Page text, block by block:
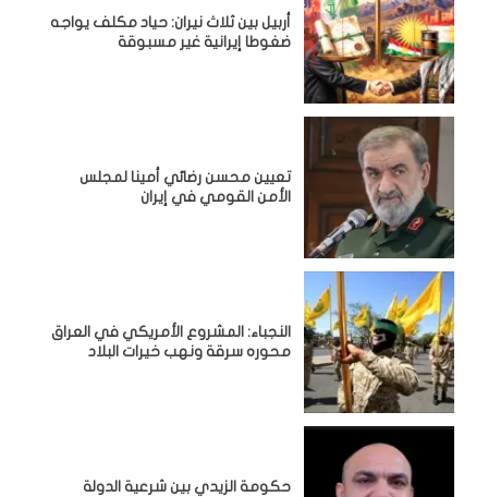
أربيل بين ثلاث نيران: حياد مكلف يواجه
ضغوطا إيرانية غير مسبوقة
تعيين محسن رضائي أمينا لمجلس
الأمن القومي في إيران
النجباء: المشروع الأمريكي في العراق
محوره سرقة ونهب خيرات البلاد
حكومة الزيدي بين شرعية الدولة